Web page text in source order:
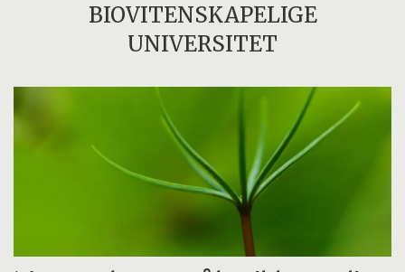
BIOVITENSKAPELIGE
UNIVERSITET